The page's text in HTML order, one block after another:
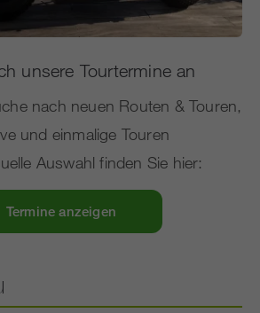
unsere Tourtermine an
nach neuen Routen & Touren,
und einmalige Touren
Auswahl finden Sie hier:
Termine anzeigen